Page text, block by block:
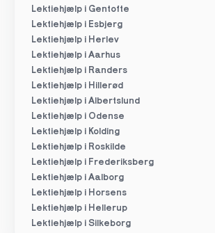
Lektiehjælp i Gentofte
Lektiehjælp i Esbjerg
Lektiehjælp i Herlev
Lektiehjælp i Aarhus
Lektiehjælp i Randers
Lektiehjælp i Hillerød
Lektiehjælp i Albertslund
Lektiehjælp i Odense
Lektiehjælp i Kolding
Lektiehjælp i Roskilde
Lektiehjælp i Frederiksberg
Lektiehjælp i Aalborg
Lektiehjælp i Horsens
Lektiehjælp i Hellerup
Lektiehjælp i Silkeborg